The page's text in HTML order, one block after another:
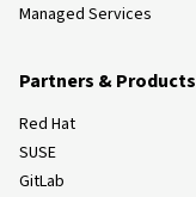
Managed Services
Partners & Products
Red Hat
SUSE
GitLab